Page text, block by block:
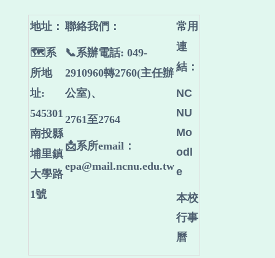
地址：
🗺️系
所地
址:
545301
南投縣
埔里鎮
大學路
1號
聯絡我們 ：
📞系辦電話: 049-
2910960轉2760(主任辦
公室)、
2761至2764
📩系所email：
epa@mail.ncnu.edu.tw
常用
連
結：
NC
NU
Mo
odl
e
本校
行事
曆